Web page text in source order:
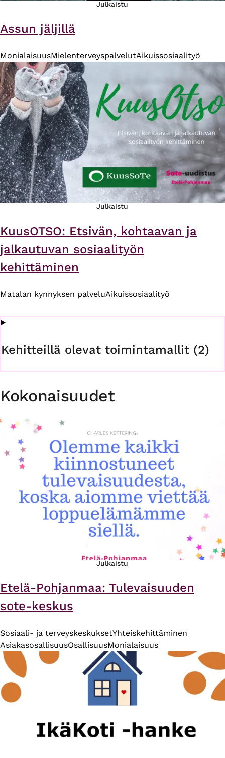
Julkaistu
Assun jäljillä
MonialaisuusMielenterveyspalvelutAikuissosiaalityö
Julkaistu
KuusOTSO: Etsivän, kohtaavan ja
jalkautuvan sosiaalityön
kehittäminen
Matalan kynnyksen palveluAikuissosiaalityö
Kehitteillä olevat toimintamallit (2)
Kokonaisuudet
Julkaistu
Etelä-Pohjanmaa: Tulevaisuuden
sote-keskus
Sosiaali- ja terveyskeskuksetYhteiskehittäminen
AsiakasosallisuusOsallisuusMonialaisuus